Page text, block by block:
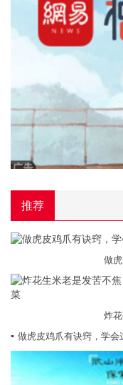
推荐
做
炸
▪ 做虎皮鸡爪有诀窍，学会